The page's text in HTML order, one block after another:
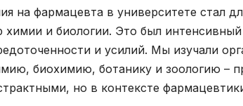
на фармацевта в университете стал
и биологии. Это был
и усилий. Мы изучали
биохимию, ботанику и зоологию –
но в контексте